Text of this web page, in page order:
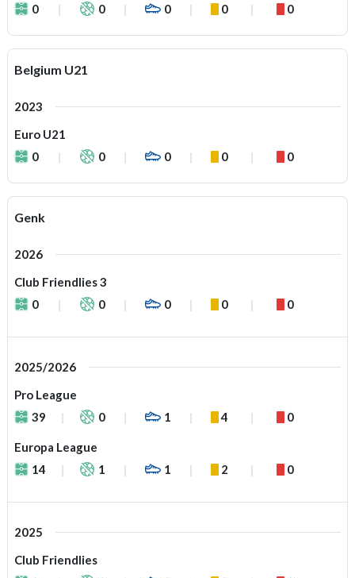
0
0 0 0 0
Belgium U21
2023
Euro U21
0
0 0 0 0
Genk
2026
Club Friendlies 3
0
0 0 0 0
2025/2026
Pro League
39
0 1 4 0
Europa League
14
1 1 2 0
2025
Club Friendlies